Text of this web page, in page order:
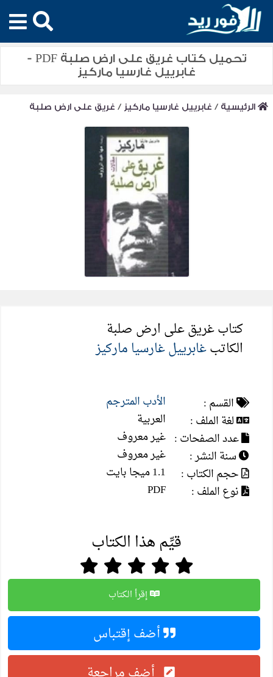
تحميل كتاب غريق على ارض صلبة PDF -
غابرييل غارسيا ماركيز
الرئيسية / غابرييل غارسيا ماركيز / غريق على ارض صلبة
كتاب غريق على ارض صلبة
الكاتبغابرييل غارسيا ماركيز
القسم :
الأدب المترجم
لغة الملف :
العربية
عدد الصفحات : غير معروف
سنة النشر :
غير معروف
حجم الكتاب :
1.1 ميجا بايت
نوع الملف :
PDF
قيِّم هذا الكتاب
إقرأ الكتاب
أضف إقتباس